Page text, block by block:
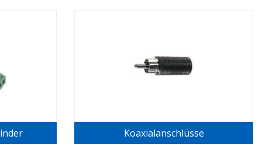
Koaxialanschlüsse